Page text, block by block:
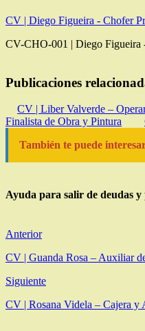
CV | Diego Figueira - Chofer
CV-CHO-001 | Diego Figueira
Publicaciones
CV | Liber Valverde –
Finalista de Obra y Pintura
También te puede
Ayuda para salir de deudas y
Anterior
CV | Guanda Rosa – Auxiliar
Siguiente
CV | Rosana Videla – Cajera